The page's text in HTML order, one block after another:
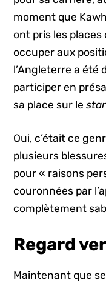
moment que
ont pris les places
occuper aux
l’Angleterre a été
participer en
sa place sur le
Oui, c’était ce
plusieurs
pour « raisons
couronnées par
complètement
Regard
Maintenant que